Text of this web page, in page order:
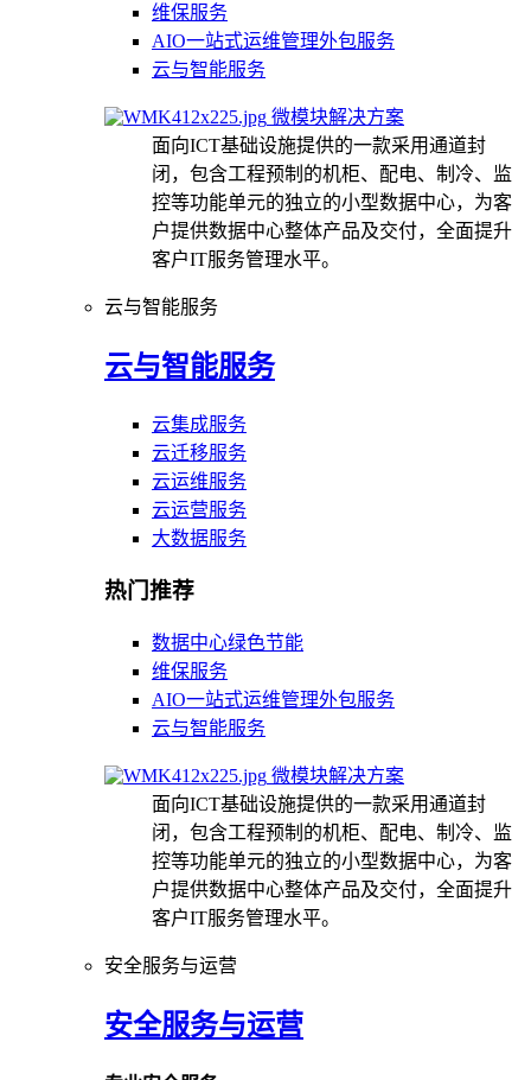
维保服务
AIO一站式运维管理外包服务
云与智能服务
微模块解决方案
面向ICT基础设施提供的一款采用通道封
闭，包含工程预制的机柜、配电、制冷、监
控等功能单元的独立的小型数据中心，为客
户提供数据中心整体产品及交付，全面提升
客户IT服务管理水平。
云与智能服务
云与智能服务
云集成服务
云迁移服务
云运维服务
云运营服务
大数据服务
热门推荐
数据中心绿色节能
维保服务
AIO一站式运维管理外包服务
云与智能服务
微模块解决方案
面向ICT基础设施提供的一款采用通道封
闭，包含工程预制的机柜、配电、制冷、监
控等功能单元的独立的小型数据中心，为客
户提供数据中心整体产品及交付，全面提升
客户IT服务管理水平。
安全服务与运营
安全服务与运营